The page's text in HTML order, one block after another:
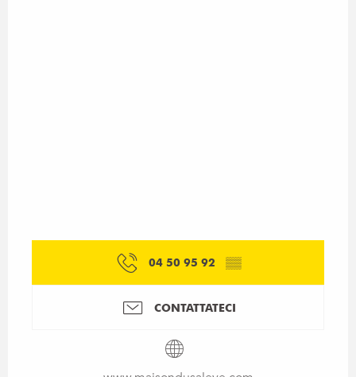
04 50 95 92 ▒▒
CONTATTATECI